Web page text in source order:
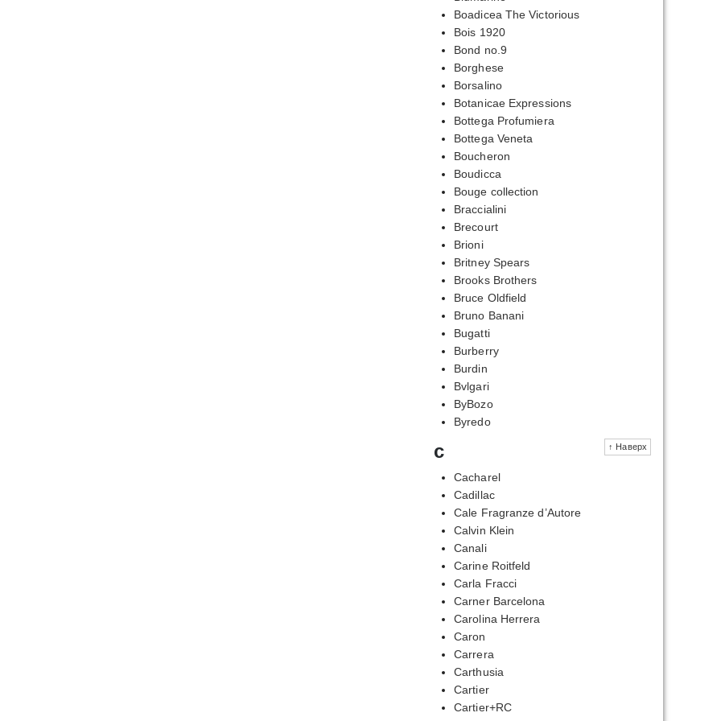
Boadicea The Victorious
Bois 1920
Bond no.9
Borghese
Borsalino
Botanicae Expressions
Bottega Profumiera
Bottega Veneta
Boucheron
Boudicca
Bouge collection
Braccialini
Brecourt
Brioni
Britney Spears
Brooks Brothers
Bruce Oldfield
Bruno Banani
Bugatti
Burberry
Burdin
Bvlgari
ByBozo
Byredo
↑ Наверх
c
Cacharel
Cadillac
Cale Fragranze d’Autore
Calvin Klein
Canali
Carine Roitfeld
Carla Fracci
Carner Barcelona
Carolina Herrera
Caron
Carrera
Carthusia
Cartier
Cartier+RC